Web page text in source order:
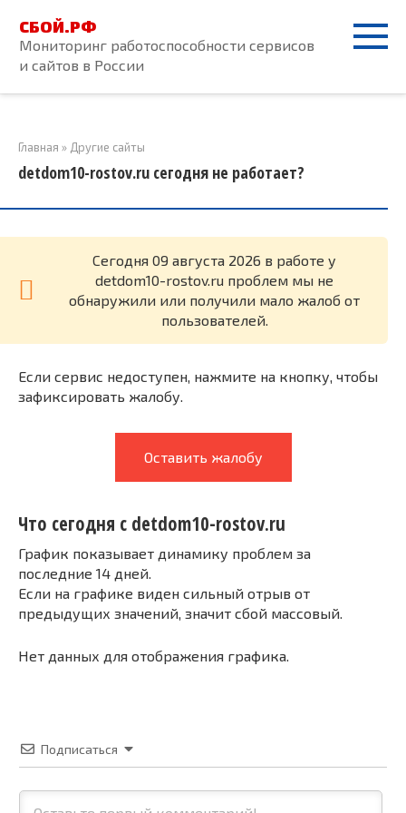
контенту
СБОЙ.РФ
Мониторинг работоспособности сервисов
и сайтов в России
Главная » Другие сайты
detdom10-rostov.ru сегодня не работает?
Cегодня 09 августа 2026 в работе у
detdom10-rostov.ru проблем мы не
обнаружили или получили мало жалоб от
пользователей.
Если сервис недоступен, нажмите на кнопку, чтобы
зафиксировать жалобу.
Оставить жалобу
Что сегодня с detdom10-rostov.ru
График показывает динамику проблем за
последние 14 дней.
Если на графике виден сильный отрыв от
предыдущих значений, значит сбой массовый.
Нет данных для отображения графика.
Подписаться